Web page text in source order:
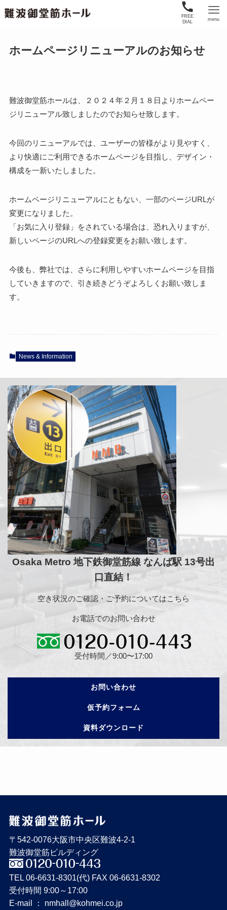
FREE
DIAL
menu
ホームページリニューアルのお知らせ
難波御堂筋ホールは、２０２４年２月１８日よりホームペー
ジリニューアル致しましたのでお知らせ致します。
今回のリニューアルでは、ユーザーの皆様がより見やすく、
より快適にご利用できるホームページを目指し、デザイン・
構成を一新いたしました。
ホームページリニューアルにともない、一部のページURLが
変更になりました。
「お気に入り登録」をされている場合は、恐れ入りますが、
新しいページのURLへの登録変更をお願い致します。
今後も、弊社では、さらに利用しやすいホームページを目指
していきますので、引き続きどうぞよろしくお願い致しま
す。
News & Information
Osaka Metro 地下鉄御堂筋線 なんば駅 13号出
口直結！
空き状況のご確認・ご予約についてはこちら
お電話でのお問い合わせ
受付時間／9:00〜17:00
お問い合わせ
仮予約フォーム
資料ダウンロード
〒542-0076大阪市中央区難波4-2-1
難波御堂筋ビルディング
TEL 06-6631-8301(代) FAX 06-6631-8302
受付時間 9:00～17:00
E-mail ： nmhall@kohmei.co.jp